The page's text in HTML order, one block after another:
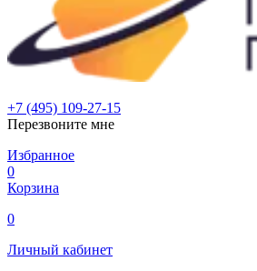
+7 (495) 109-27-15
Перезвоните мне
Избранное
0
Корзина
0
Личный кабинет